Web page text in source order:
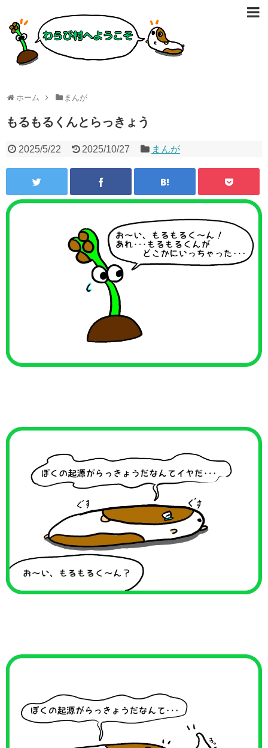
ホーム まんが
もるもるくんとらっきょう
2025/5/22 2025/10/27 まんが